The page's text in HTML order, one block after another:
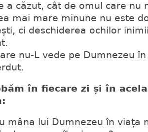
a căzut, cât de omul care nu
mai mare minune nu este
ci deschiderea ochilor
nu-L vede pe Dumnezeu
în fiecare zi și în
mâna lui Dumnezeu în viața